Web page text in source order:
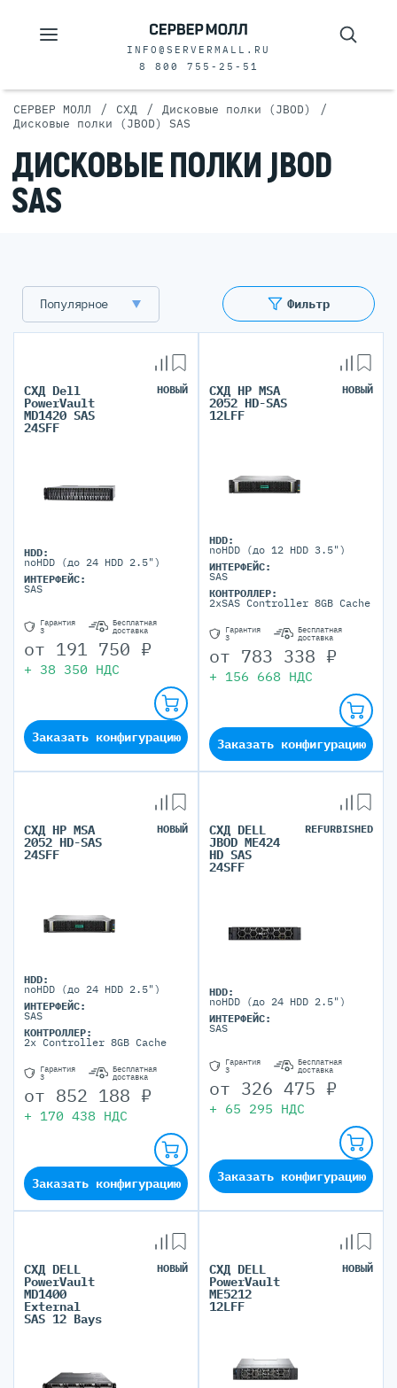
INFO@SERVERMALL.RU
8 800 755-25-51
СЕРВЕР МОЛЛ / СХД / Дисковые полки (JBOD) /
Дисковые полки (JBOD) SAS
ДИСКОВЫЕ ПОЛКИ JBOD
SAS
Фильтр
Популярное
СХД Dell
PowerVault
MD1420 SAS
24SFF
НОВЫЙ
HDD:
noHDD (до 24 HDD 2.5")
ИНТЕРФЕЙС:
SAS
Гарантия
3
Бесплатная
доставка
от 191 750 ₽
+ 38 350 НДС
Заказать конфигурацию
СХД HP MSA
2052 HD-SAS
12LFF
НОВЫЙ
HDD:
noHDD (до 12 HDD 3.5")
ИНТЕРФЕЙС:
SAS
КОНТРОЛЛЕР:
2xSAS Controller 8GB Cache
Гарантия
3
Бесплатная
доставка
от 783 338 ₽
+ 156 668 НДС
Заказать конфигурацию
СХД HP MSA
2052 HD-SAS
24SFF
НОВЫЙ
HDD:
noHDD (до 24 HDD 2.5")
ИНТЕРФЕЙС:
SAS
КОНТРОЛЛЕР:
2x Controller 8GB Cache
Гарантия
3
Бесплатная
доставка
от 852 188 ₽
+ 170 438 НДС
Заказать конфигурацию
СХД DELL
JBOD ME424
HD SAS
24SFF
REFURBISHED
HDD:
noHDD (до 24 HDD 2.5")
ИНТЕРФЕЙС:
SAS
Гарантия
3
Бесплатная
доставка
от 326 475 ₽
+ 65 295 НДС
Заказать конфигурацию
СХД DELL
PowerVault
MD1400
External
SAS 12 Bays
НОВЫЙ СХД DELL
PowerVault
ME5212
12LFF
НОВЫЙ